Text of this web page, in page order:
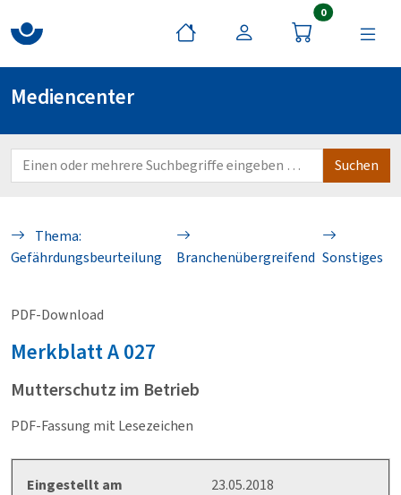
0Artikel im
Mediencenter
Thema:
Gefährdungsbeurteilung
Branchenübergreifend Sonstiges
PDF-Download
MerkblattA 027
Mutterschutz im Betrieb
PDF-Fassung mit Lesezeichen
Eingestellt am
23.05.2018